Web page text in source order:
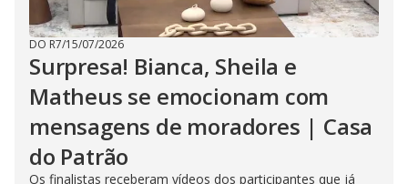
DO R7/15/07/2026
Surpresa! Bianca, Sheila e
Matheus se emocionam com
mensagens de moradores | Casa
do Patrão
Os finalistas receberam vídeos dos participantes que já